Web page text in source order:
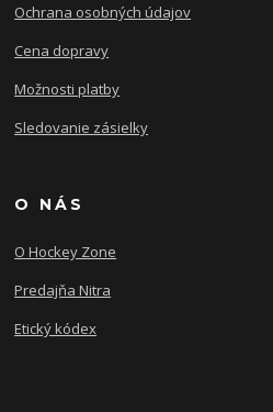
Ochrana osobných údajov
Cena dopravy
Možnosti platby
Sledovanie zásielky
O NÁS
O Hockey Zone
Predajňa Nitra
Etický kódex